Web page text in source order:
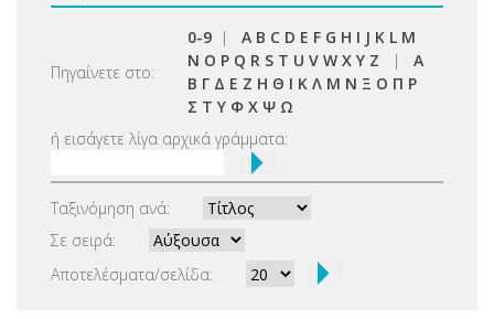
Πηγαίνετε στο:
0-9 | A B C D E F G H I J K L M
N O P Q R S T U V W X Y Z | Α
Β Γ Δ Ε Ζ Η Θ Ι Κ Λ Μ Ν Ξ Ο Π Ρ
Σ Τ Υ Φ Χ Ψ Ω
ή εισάγετε λίγα αρχικά γράμματα:
Ταξινόμηση ανά:
Σε σειρά:
Αποτελέσματα/σελίδα: